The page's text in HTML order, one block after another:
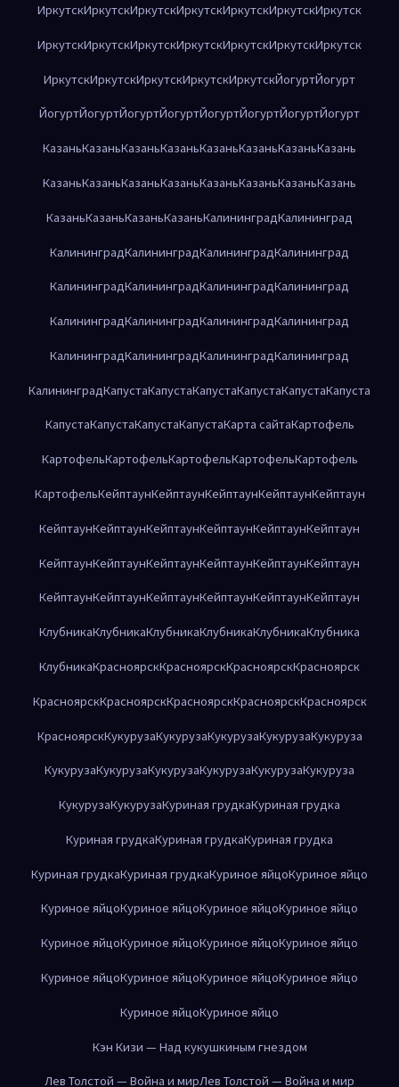
ИркутскИркутскИркутскИркутскИркутскИркутскИркутск
ИркутскИркутскИркутскИркутскИркутскИркутскИркутск
ИркутскИркутскИркутскИркутскИркутскЙогуртЙогурт
ЙогуртЙогуртЙогуртЙогуртЙогуртЙогуртЙогуртЙогурт
КазаньКазаньКазаньКазаньКазаньКазаньКазаньКазань
КазаньКазаньКазаньКазаньКазаньКазаньКазаньКазань
КазаньКазаньКазаньКазаньКалининградКалининград
КалининградКалининградКалининградКалининград
КалининградКалининградКалининградКалининград
КалининградКалининградКалининградКалининград
КалининградКалининградКалининградКалининград
КалининградКапустаКапустаКапустаКапустаКапустаКапуста
КапустаКапустаКапустаКапустаКарта сайтаКартофель
КартофельКартофельКартофельКартофельКартофель
КартофельКейптаунКейптаунКейптаунКейптаунКейптаун
КейптаунКейптаунКейптаунКейптаунКейптаунКейптаун
КейптаунКейптаунКейптаунКейптаунКейптаунКейптаун
КейптаунКейптаунКейптаунКейптаунКейптаунКейптаун
КлубникаКлубникаКлубникаКлубникаКлубникаКлубника
КлубникаКрасноярскКрасноярскКрасноярскКрасноярск
КрасноярскКрасноярскКрасноярскКрасноярскКрасноярск
КрасноярскКукурузаКукурузаКукурузаКукурузаКукуруза
КукурузаКукурузаКукурузаКукурузаКукурузаКукуруза
КукурузаКукурузаКуриная грудкаКуриная грудка
Куриная грудкаКуриная грудкаКуриная грудка
Куриная грудкаКуриная грудкаКуриное яйцоКуриное яйцо
Куриное яйцоКуриное яйцоКуриное яйцоКуриное яйцо
Куриное яйцоКуриное яйцоКуриное яйцоКуриное яйцо
Куриное яйцоКуриное яйцоКуриное яйцоКуриное яйцо
Куриное яйцоКуриное яйцо
Кэн Кизи — Над кукушкиным гнездом
Лев Толстой — Война и мирЛев Толстой — Война и мир